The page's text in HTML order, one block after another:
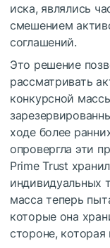
иска, являлись
смешением
соглашений.
Это решение
рассматривать
конкурсной
ходе более
опровергла эти
Prime Trust
индивидуальных
масса теперь
которые она
стороне, которая